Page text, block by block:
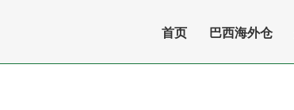
首页 巴西海外仓